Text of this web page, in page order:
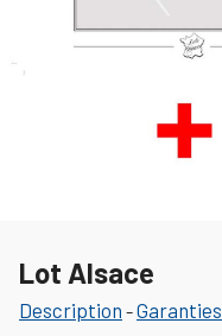
Lot Alsace
Description -Garanties